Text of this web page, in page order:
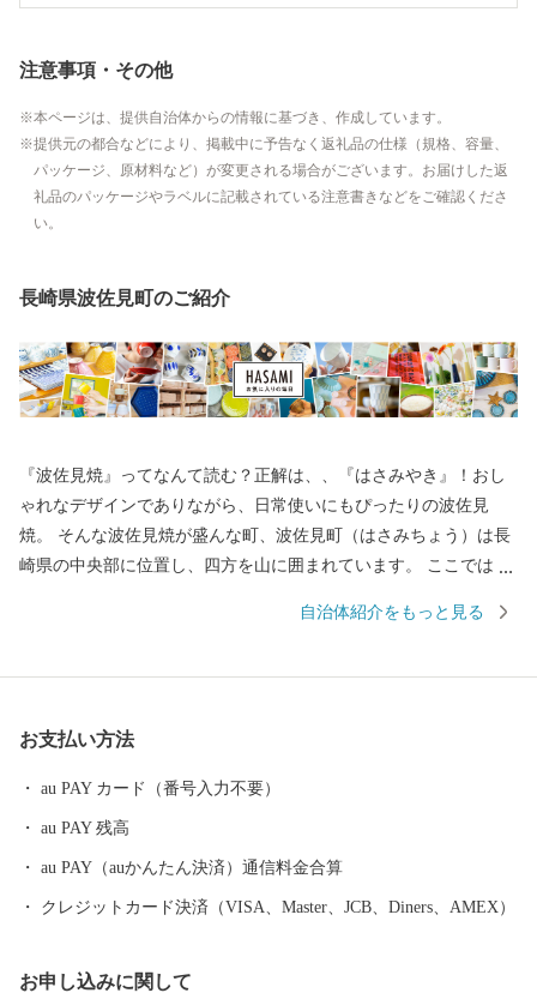
注意事項・その他
本ページは、提供自治体からの情報に基づき、作成しています。
提供元の都合などにより、掲載中に予告なく返礼品の仕様（規格、容量、
パッケージ、原材料など）が変更される場合がございます。お届けした返
礼品のパッケージやラベルに記載されている注意書きなどをご確認くださ
い。
長崎県波佐見町のご紹介
『波佐見焼』ってなんて読む？正解は、、『はさみやき』！おし
ゃれなデザインでありながら、日常使いにもぴったりの波佐見
焼。 そんな波佐見焼が盛んな町、波佐見町（はさみちょう）は長
崎県の中央部に位置し、四方を山に囲まれています。 ここでは、
な自然のなかで、お米やお茶、アスパラガスなどの農畜産業が行
こで焼かれた「くらわんか碗」が全国に出荷され、当時貴重品で
あった磁器を広く普及させるとともに、食文化にも大きな影響を
彩るおしゃれで機能的な日用和食器の一大産地として、全国的に
も高いシェアを誇っています。（すでに皆さまの食卓にも、波佐
見で作られたやきものがあるかも！？）窯元、棚田、温泉など、
自治体紹介をもっと見る
お支払い方法
au PAY カード（番号入力不要）
au PAY 残高
au PAY（auかんたん決済）通信料金合算
クレジットカード決済（VISA、Master、JCB、Diners、AMEX）
お申し込みに関して